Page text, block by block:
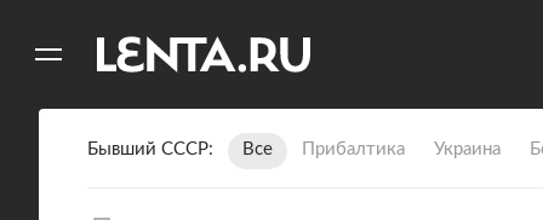
Бывший СССР Все Прибалтика Украина